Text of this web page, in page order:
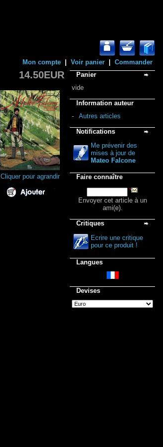
Mon compte Voir panier
Commander
14.50EUR
Cliquer pour agrandir
Panier
vide
Information auteur
-
Autres articles
Notifications
Me prévenir des
mises à jour de
Mateo Falcone
Faire connaître
Envoyer cet article à un
ami(e).
Critiques
Ecrire une critique
pour ce produit !
Langues
Devises